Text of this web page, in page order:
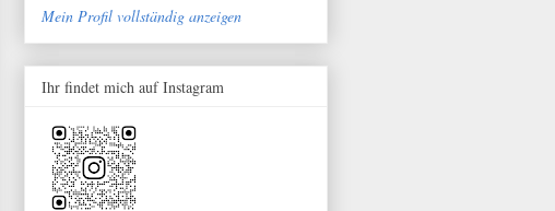
Mein Profil vollständig anzeigen
Ihr findet mich auf Instagram